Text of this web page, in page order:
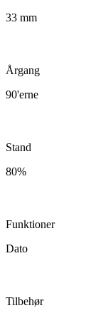
33 mm
Årgang
90'erne
Stand
80%
Funktioner
Dato
Tilbehør